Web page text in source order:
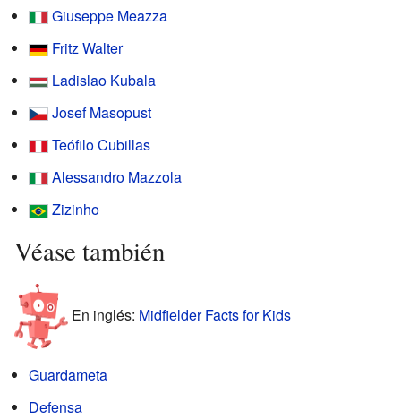
Giuseppe Meazza
Fritz Walter
Ladislao Kubala
Josef Masopust
Teófilo Cubillas
Alessandro Mazzola
Zizinho
Véase también
En inglés: Midfielder Facts for Kids
Guardameta
Defensa